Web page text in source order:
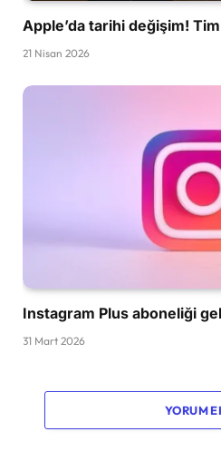
Apple’da tarihi değişim!
21 Nisan 2026
Instagram Plus aboneliği
31 Mart 2026
YORUM